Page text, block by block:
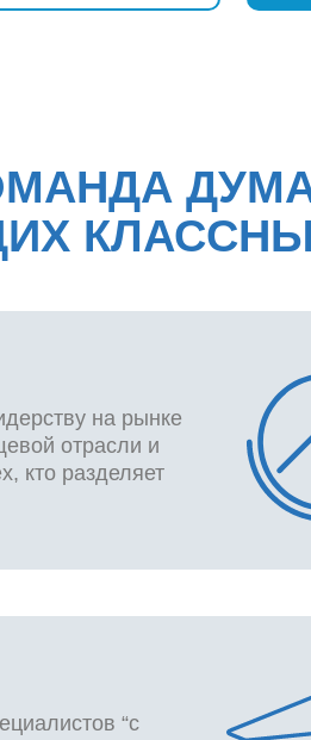
“с
на рынке
отрасли и
кто разделяет